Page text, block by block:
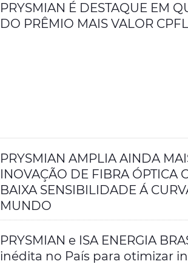
PRYSMIAN É DESTAQUE EM
DO PRÊMIO MAIS VALOR
PRYSMIAN AMPLIA AINDA
INOVAÇÃO DE FIBRA ÓPTICA
BAIXA SENSIBILIDADE Á
MUNDO
PRYSMIAN e ISA ENERGIA
inédita no País para otimizar